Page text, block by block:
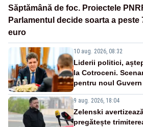
Săptămână de foc. Proiectele
Parlamentul decide soarta a peste
euro
10 aug. 2026, 08:32
Liderii politici,
la Cotroceni.
pentru noul Guvern
9 aug. 2026, 18:04
Zelenski
pregătește